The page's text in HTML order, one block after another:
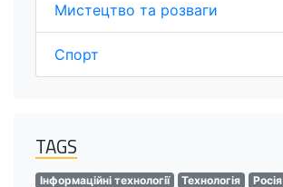
Мистецтво та розваги
Спорт
TAGS
Інформаційні технології Технологія Росія